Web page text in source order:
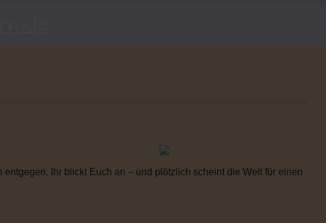
Ihr blickt Euch an – und plötzlich scheint die Welt für einen